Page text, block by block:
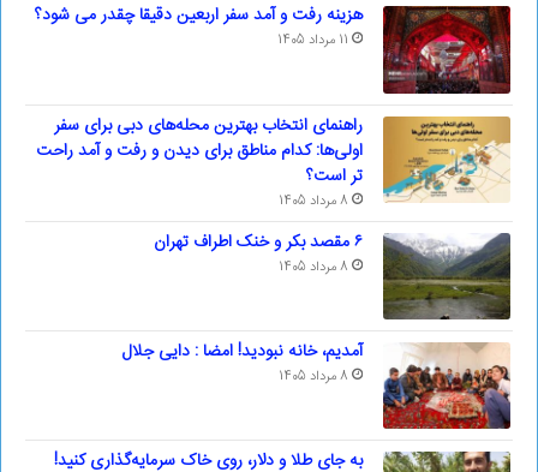
هزینه رفت و آمد سفر اربعین دقیقا چقدر می شود؟
11 مرداد 1405
راهنمای انتخاب بهترین محله‌های دبی برای سفر
اولی‌ها: کدام مناطق برای دیدن و رفت و آمد راحت
تر است؟
8 مرداد 1405
۶ مقصد بکر و خنک اطراف تهران
8 مرداد 1405
آمدیم، خانه نبودید! امضا : دایی جلال
8 مرداد 1405
به جای طلا و دلار، روی خاک سرمایه‌گذاری کنید!